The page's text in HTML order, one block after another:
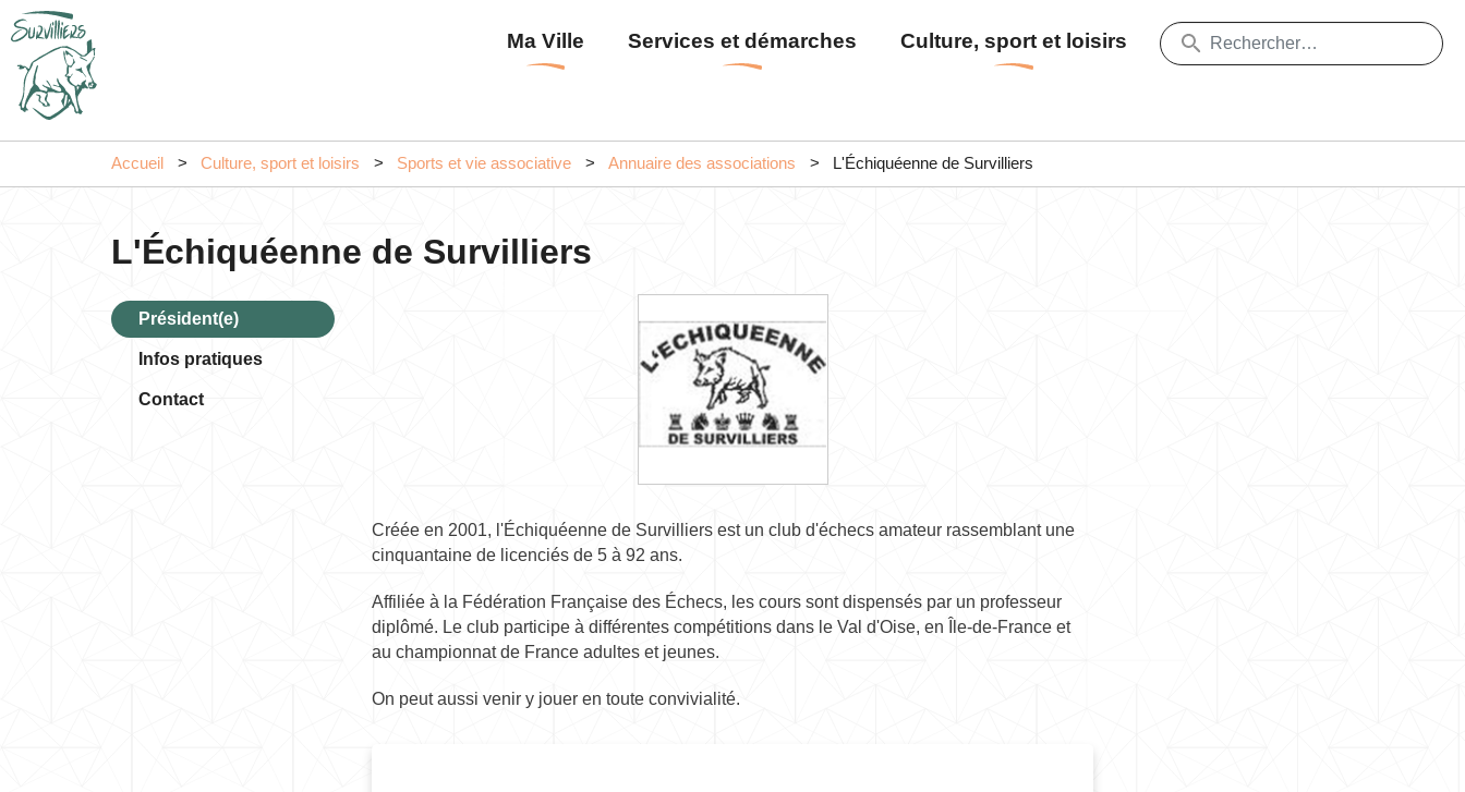
au
contenu
Menu
principal
Ma Ville Services et démarches Culture, sport et loisirs
Accueil Culture, sport et loisirs Sports et vie associative Annuaire des associations L'Échiquéenne de Survilliers
L'Échiquéenne de Survilliers
Président(e)
Infos pratiques
Contact
Créée en 2001, l'Échiquéenne de Survilliers est un club d'échecs amateur rassemblant une
cinquantaine de licenciés de 5 à 92 ans.
Affiliée à la Fédération Française des Échecs, les cours sont dispensés par un professeur
diplômé. Le club participe à différentes compétitions dans le Val d'Oise, en Île-de-France et
au championnat de France adultes et jeunes.
On peut aussi venir y jouer en toute convivialité.